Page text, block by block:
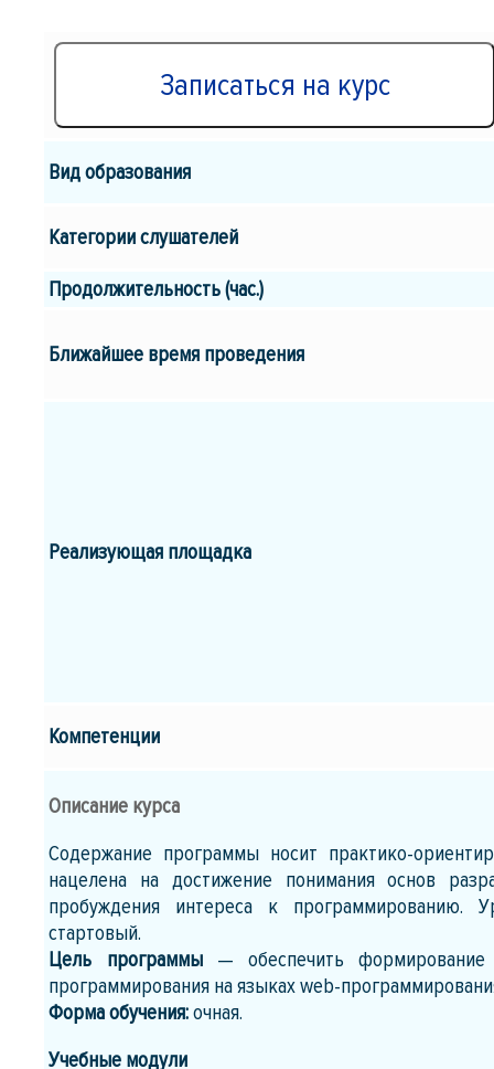
Вид образования
Категории слушателей
Продолжительность (час.)
Ближайшее время проведения
Реализующая площадка
Компетенции
Описание курса
Содержание программы носит практико-
нацелена на достижение понимания основ
пробуждения интереса к программированию.
стартовый.
Цель программы— обеспечить формирование
программирования на языках web-
Форма обучения:очная.
Учебные модули